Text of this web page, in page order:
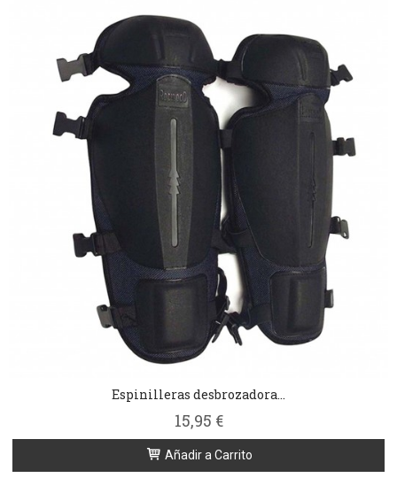
Espinilleras desbrozadora...
15,95 €
Añadir a Carrito